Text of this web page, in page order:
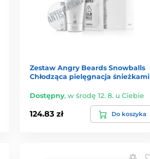
Zestaw Angry Beards Snowballs
Chłodząca pielęgnacja śnieżkami
Dostępny, w środę 12. 8. u Ciebie
124.83 zł Do koszyka